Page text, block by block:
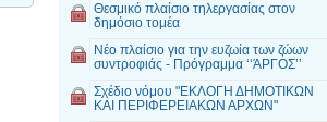
Θεσμικό πλαίσιο τηλεργασίας στον
δημόσιο τομέα
Νέο πλαίσιο για την ευζωία των ζώων
συντροφιάς - Πρόγραμμα ‘‘ΆΡΓΟΣ’’
Σχέδιο νόμου "ΕΚΛΟΓΗ ΔΗΜΟΤΙΚΩΝ
ΚΑΙ ΠΕΡΙΦΕΡΕΙΑΚΩΝ ΑΡΧΩΝ"